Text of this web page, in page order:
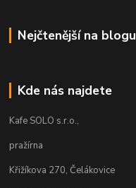
Nejčtenější na blogu
Kde nás najdete
Kafe SOLO s.r.o.,
pražírna
Křižíkova 270, Čelákovice